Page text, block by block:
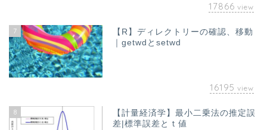
17866 view
7
【R】ディレクトリーの確認、移動
｜getwdとsetwd
16195 view
8
【計量経済学】最小二乗法の推定誤
差|標準誤差とｔ値